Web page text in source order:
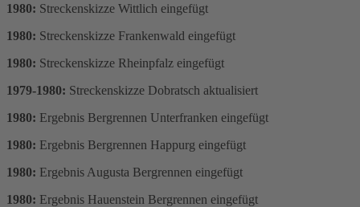
1980: Streckenskizze Wittlich eingefügt
1980: Streckenskizze Frankenwald eingefügt
1980: Streckenskizze Rheinpfalz eingefügt
1979-1980: Streckenskizze Dobratsch aktualisiert
1980: Ergebnis Bergrennen Unterfranken eingefügt
1980: Ergebnis Bergrennen Happurg eingefügt
1980: Ergebnis Augusta Bergrennen eingefügt
1980: Ergebnis Hauenstein Bergrennen eingefügt